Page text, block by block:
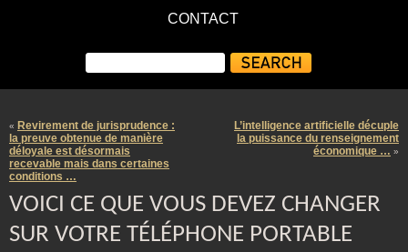
CONTACT
« Revirement de jurisprudence :
la preuve obtenue de manière
déloyale est désormais
recevable mais dans certaines
conditions …
L’intelligence artificielle décuple
la puissance du renseignement
économique … »
VOICI CE QUE VOUS DEVEZ CHANGER
SUR VOTRE TÉLÉPHONE PORTABLE